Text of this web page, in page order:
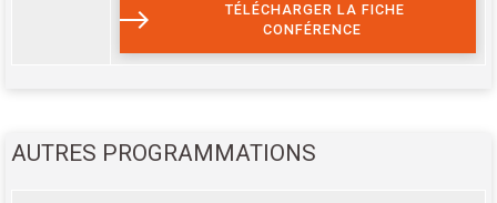
TÉLÉCHARGER LA FICHE
CONFÉRENCE
AUTRES PROGRAMMATIONS